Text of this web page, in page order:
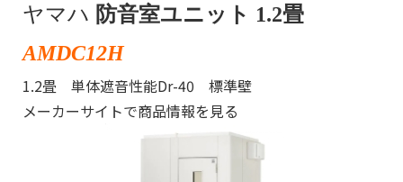
ヤマハ 防音室ユニット 1.2畳
AMDC12H
1.2畳 単体遮音性能Dr-40 標準壁
メーカーサイトで商品情報を見る